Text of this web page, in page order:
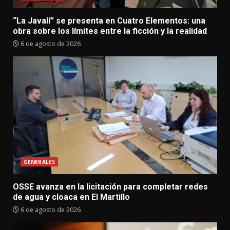
“La Javalí” se presenta en Cuatro Elementos: una
obra sobre los límites entre la ficción y la realidad
6 de agosto de 2026
GENERALES
OSSE avanza en la licitación para completar redes
de agua y cloaca en El Martillo
6 de agosto de 2026